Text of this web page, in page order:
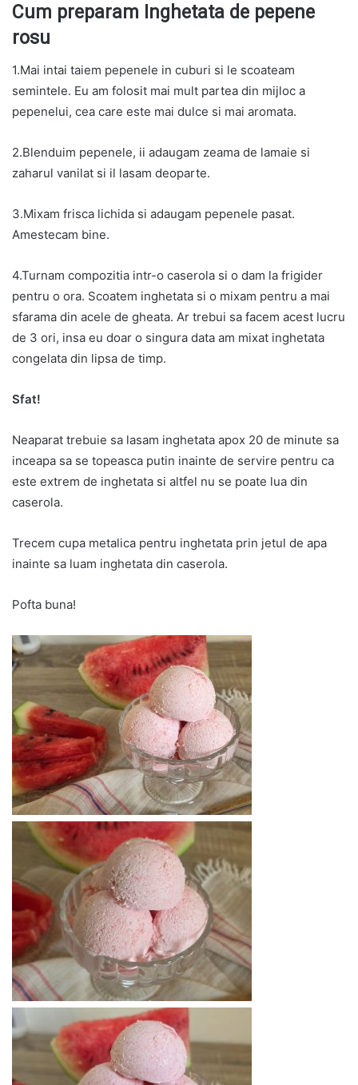
Cum preparam Inghetata de pepene
rosu
1.Mai intai taiem pepenele in cuburi si le scoateam
semintele. Eu am folosit mai mult partea din mijloc a
pepenelui, cea care este mai dulce si mai aromata.
2.Blenduim pepenele, ii adaugam zeama de lamaie si
zaharul vanilat si il lasam deoparte.
3.Mixam frisca lichida si adaugam pepenele pasat.
Amestecam bine.
4.Turnam compozitia intr-o caserola si o dam la frigider
pentru o ora. Scoatem inghetata si o mixam pentru a mai
sfarama din acele de gheata. Ar trebui sa facem acest lucru
de 3 ori, insa eu doar o singura data am mixat inghetata
congelata din lipsa de timp.
Sfat!
Neaparat trebuie sa lasam inghetata apox 20 de minute sa
inceapa sa se topeasca putin inainte de servire pentru ca
este extrem de inghetata si altfel nu se poate lua din
caserola.
Trecem cupa metalica pentru inghetata prin jetul de apa
inainte sa luam inghetata din caserola.
Pofta buna!